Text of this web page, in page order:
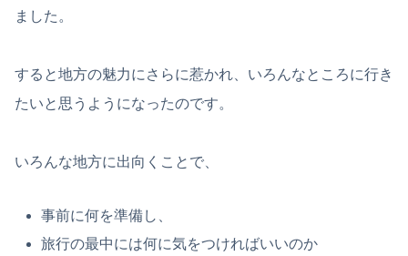
ました。
すると地方の魅力にさらに惹かれ、いろんなところに行き
たいと思うようになったのです。
いろんな地方に出向くことで、
事前に何を準備し、
旅行の最中には何に気をつければいいのか